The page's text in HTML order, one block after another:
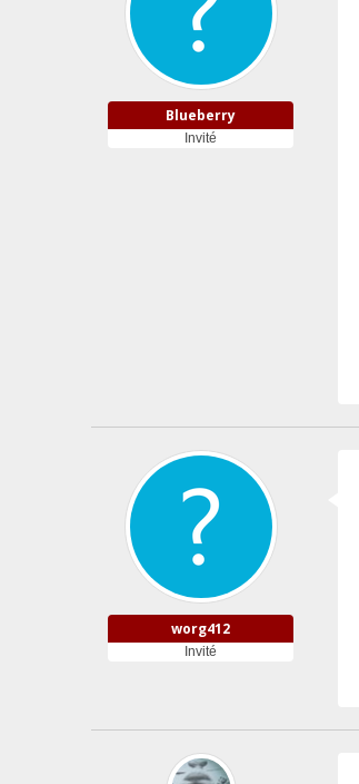
Blueberry
Invité
worg412
Invité